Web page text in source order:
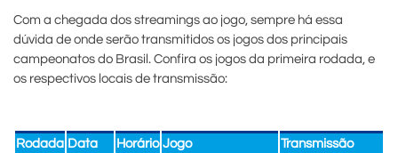
Com a chegada dos streamings ao jogo, sempre há essa
dúvida de onde serão transmitidos os jogos dos principais
campeonatos do Brasil. Confira os jogos da primeira rodada, e
os respectivos locais de transmissão:
Rodada Data Horário Jogo Transmissão